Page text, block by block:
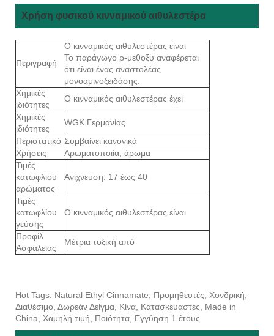
Χρήση φυσικού κινναμικού αιθυλεστέρα
Περιγραφή
Ο κινναμικός αιθυλεστέρας είναι
Το παράγωγο ρ-μεθοξυ αναφέρεται
ότι είναι ένας αναστολέας
μονοαμινοξειδάσης.
Χημικές
ιδιότητες
Ο κινναμικός αιθυλεστέρας έχει
Χημικές
ιδιότητες
WGK Γερμανίας
Περιστατικό Συμβαίνει κανονικά
Χρήσεις
Αρωματοποιία, άρωμα
Τιμές
κατωφλίου
αρώματος
Ανίχνευση: 17 έως 40
Τιμές
κατωφλίου
γεύσης
Ο κινναμικός αιθυλεστέρας είναι
Προφίλ
Ασφαλείας
Μέτρια τοξική από
Hot Tags: Natural Ethyl Cinnamate, Προμηθευτές, Χονδρική,
Διαθέσιμο, Δωρεάν Δείγμα, Κίνα, Κατασκευαστές, Made in
China, Χαμηλή τιμή, Ποιότητα, Εγγύηση 1 έτους